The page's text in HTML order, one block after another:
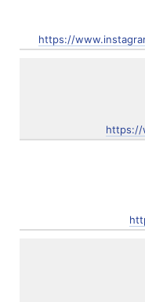
https://
https://